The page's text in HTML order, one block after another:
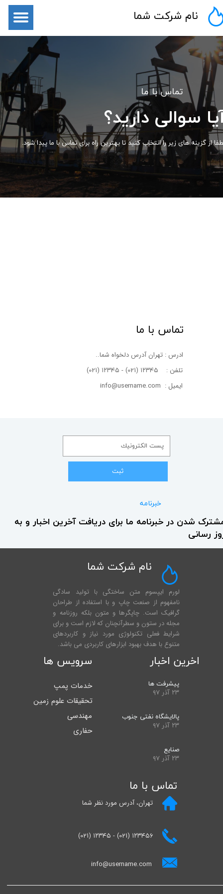
نام شرکت شما
تماس با ما
سوالی دارید؟
از گزینه های زیر را انتخاب کنید تا بهترین راه برای تماس با ما پیدا شود.
ادرس : تهران آدرس دلخواه شما..
تماس با ما
ایمیل : info@username.com
(021) ۱۲۳۴۵ - (021) ۱۲۳۴۵ : تلفن
شدن در خبرنامه ما برای دریافت آخرین اخبار و به
رسانی
خبرنامه
ثبت
لورم ایپسوم متن ساختگی با تولید سادگی
نامفهوم از صنعت چاپ و با استفاده از طراحان
گرافیک است. چاپگرها و متون بلکه روزنامه و
مجله در ستون و سطرآنچنان که لازم است و برای
شرایط فعلی تکنولوژی مورد نیاز و کاربردهای
متنوع با هدف بهبود ابزارهای کاربردی می باشد.
نام شرکت شما
پیشرفت ها
۲۳ آذر ۹۷
پالایشگاه نفتی جنوب
۲۳ آذر ۹۷
صنایع
۲۳ آذر ۹۷
اخرین اخبار سرویس ها
خدمات پمپ
تحقیقات علوم زمین
مهندسی
حفاری
تماس با ما
تهران، آدرس مورد نظر شما
(021) ۱۲۳۴۵ - (021) ۱۲۳۴۵۶
info@username.com